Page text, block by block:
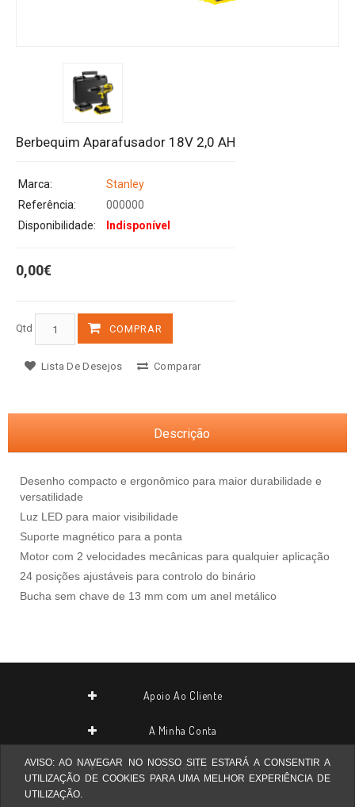
Berbequim Aparafusador 18V 2,0 AH
Marca:
Stanley
Referência:
000000
Disponibilidade:
Indisponível
0,00€
Qtd COMPRAR
Lista De Desejos Comparar
Descrição
Desenho compacto e ergonômico para maior durabilidade e
versatilidade
Luz LED para maior visibilidade
Suporte magnético para a ponta
Motor com 2 velocidades mecânicas para qualquier aplicação
24 posições ajustáveis para controlo do binário
Bucha sem chave de 13 mm com um anel metálico
AVISO: AO NAVEGAR NO NOSSO SITE ESTARÁ A CONSENTIR A
UTILIZAÇÃO DE COOKIES PARA UMA MELHOR EXPERIÊNCIA DE
UTILIZAÇÃO.
Apoio Ao Cliente
A Minha Conta
Contactos